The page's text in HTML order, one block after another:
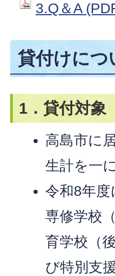
3.Q＆A
貸付けにつ
1．貸付対象
高島市に
生計を一
令和8年度
専修学校
育学校（
び特別支